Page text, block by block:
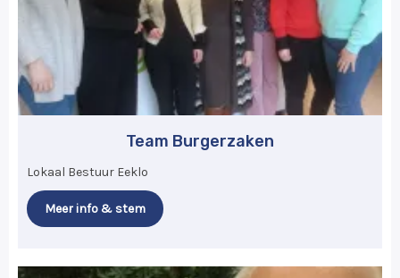
Team Burgerzaken
Lokaal Bestuur Eeklo
Meer info & stem